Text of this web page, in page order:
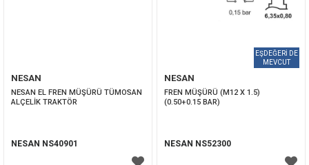
NESAN
NESAN EL FREN MÜŞÜRÜ TÜMOSAN
ALÇELİK TRAKTÖR
NESAN NS40901
NESAN
FREN MÜŞÜRÜ (M12 X 1.5)
(0.50+0.15 BAR)
NESAN NS52300